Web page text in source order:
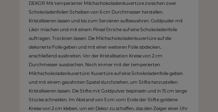
DEKOR Mit temperierter Milchschokoladenkuvertüre zwischen zwei
Schokoladenfolien Scheiben von 6 cm Durchmesser herstellen.
Kristallisieren lassen und bis zum Servieren aufbewahren. Goldpuder mit
Likör mischen und mit einem Pinsel Striche auf eine Schokoladenfolie
auftragen. Trocknen lassen. Die Milchschokoladenkuvertüre auf die
dekorierte Folie geben und mit einer weiteren Folie abdecken,
anschließend ausbreiten. Vor der Kristallisation Kreise von 2 cm
Durchmesser ausstechen. Noch immer mit der temperierten
Milchschokoladenkuvertüre: Kuvertüre auf eine Schokoladenfolie geben
und mit einem gezahnten Spatel durchziehen, um Stifte herzustellen.
Kristallisieren lassen. Die Stifte mit Goldpulver bepinseln und in 15 cm lange
Stücke schneiden. Im Abstand von 5 cm vom Ende der Stifte goldene
Kreise von 2 cm kleben, um ein Dekor zu schaffen, das den Zeiger einer Uhr